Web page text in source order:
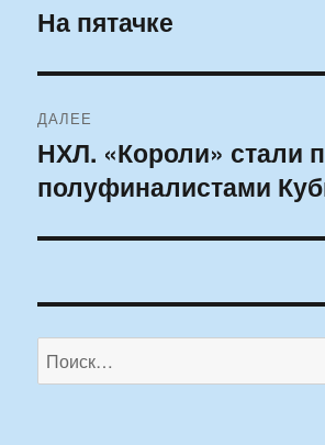
по
Предыдущая
На пятачке
ДАЛЕЕ
Следующая
запись:
НХЛ. «Короли» стали
полуфиналистами
Искать: